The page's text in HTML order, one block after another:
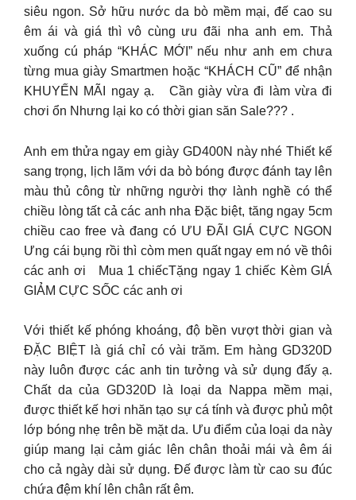
siêu ngon. Sở hữu nước da bò mềm mại, đế cao su
êm ái và giá thì vô cùng ưu đãi nha anh em. Thả
xuống cú pháp “KHÁC MỚI” nếu như anh em chưa
từng mua giày Smartmen hoặc “KHÁCH CŨ” để nhận
KHUYẾN MÃI ngay ạ. Cần giày vừa đi làm vừa đi
chơi ổn Nhưng lại ko có thời gian săn Sale??? .
Anh em thửa ngay em giày GD400N này nhé Thiết kế
sang trọng, lịch lãm với da bò bóng được đánh tay lên
màu thủ công từ những người thợ lành nghề có thể
chiều lòng tất cả các anh nha Đặc biệt, tăng ngay 5cm
chiều cao free và đang có ƯU ĐÃI GIÁ CỰC NGON
Ưng cái bụng rồi thì còm men quất ngay em nó về thôi
các anh ơi Mua 1 chiếcTặng ngay 1 chiếc Kèm GIÁ
GIẢM CỰC SỐC các anh ơi
Với thiết kế phóng khoáng, độ bền vượt thời gian và
ĐẶC BIỆT là giá chỉ có vài trăm. Em hàng GD320D
này luôn được các anh tin tưởng và sử dụng đấy ạ.
Chất da của GD320D là loại da Nappa mềm mại,
được thiết kế hơi nhăn tạo sự cá tính và được phủ một
lớp bóng nhẹ trên bề mặt da. Ưu điểm của loại da này
giúp mang lại cảm giác lên chân thoải mái và êm ái
cho cả ngày dài sử dụng. Đế được làm từ cao su đúc
chứa đệm khí lên chân rất êm.